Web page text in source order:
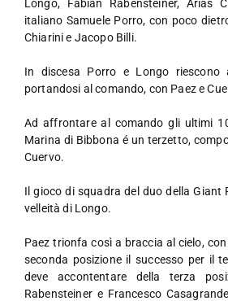
Longo, Fabian Rabensteiner, Arias
italiano Samuele Porro, con poco
Chiarini e Jacopo Billi.
In discesa Porro e Longo
portandosi al comando, con Paez e
Ad affrontare al comando gli ultimi
Marina di Bibbona é un terzetto,
Cuervo.
Il gioco di squadra del duo della Giant
velleità di Longo.
Paez trionfa così a braccia al cielo,
seconda posizione il successo per il
deve accontentare della terza
Rabensteiner e Francesco